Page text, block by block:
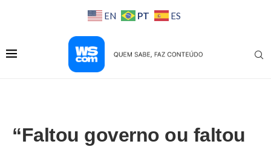
EN PT ES
“Faltou governo ou faltou